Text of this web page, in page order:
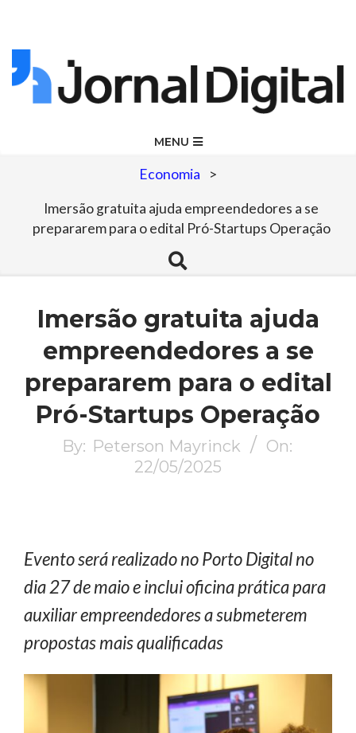
Skip
to
Jornal
Digital
MENU
Economia >
Imersão gratuita ajuda empreendedores a se
prepararem para o edital Pró-Startups Operação
Search
Imersão gratuita ajuda
empreendedores a se
prepararem para o edital
Pró-Startups Operação
By: Peterson Mayrinck
On:
22/05/2025
Evento será realizado no Porto Digital no
dia 27 de maio e inclui oficina prática para
auxiliar empreendedores a submeterem
propostas mais qualificadas